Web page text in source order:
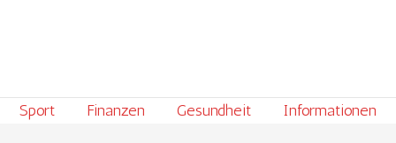
Sport Finanzen Gesundheit Informationen